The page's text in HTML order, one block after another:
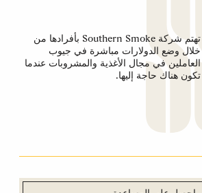
تهتم شركة Southern Smoke بأفرادها من
خلال وضع الدولارات مباشرة في جيوب
العاملين في مجال الأغذية والمشروبات عندما
تكون هناك حاجة إليها.